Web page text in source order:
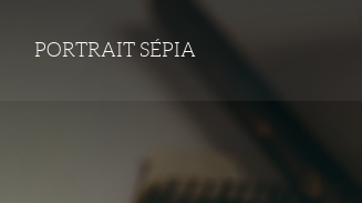
PORTRAIT SÉPIA